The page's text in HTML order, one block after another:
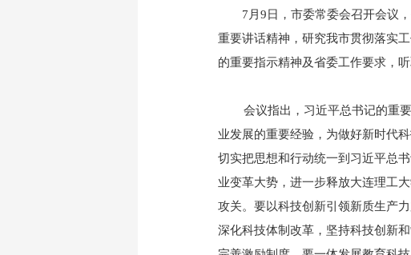
7月9日，市委常委会召开会议
重要讲话精神，研究我市贯彻落实
的重要指示精神及省委工作要求，
会议指出，习近平总书记的重要
业发展的重要经验，为做好新时代
切实把思想和行动统一到习近平总
业变革大势，进一步释放大连理工
攻关。要以科技创新引领新质生产
深化科技体制改革，坚持科技创新